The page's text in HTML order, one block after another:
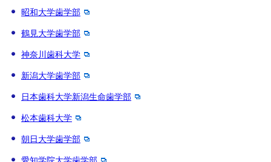
昭和大学歯学部
鶴見大学歯学部
神奈川歯科大学
新潟大学歯学部
日本歯科大学新潟生命歯学部
松本歯科大学
朝日大学歯学部